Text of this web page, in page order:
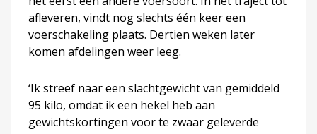
afleveren, vindt nog slechts één keer een
voerschakeling plaats. Dertien weken later
komen afdelingen weer leeg.
‘Ik streef naar een slachtgewicht van gemiddeld
95 kilo, omdat ik een hekel heb aan
gewichtskortingen voor te zwaar geleverde